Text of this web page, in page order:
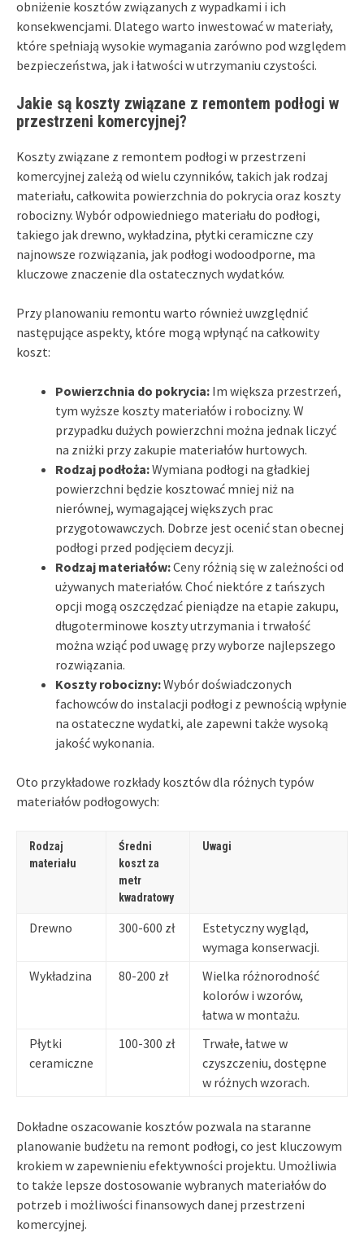
obniżenie kosztów związanych z wypadkami i ich
konsekwencjami. Dlatego warto inwestować w materiały,
które spełniają wysokie wymagania zarówno pod względem
bezpieczeństwa, jak i łatwości w utrzymaniu czystości.
Jakie są koszty związane z remontem podłogi w
przestrzeni komercyjnej?
Koszty związane z remontem podłogi w przestrzeni
komercyjnej zależą od wielu czynników, takich jak rodzaj
materiału, całkowita powierzchnia do pokrycia oraz koszty
robocizny. Wybór odpowiedniego materiału do podłogi,
takiego jak drewno, wykładzina, płytki ceramiczne czy
najnowsze rozwiązania, jak podłogi wodoodporne, ma
kluczowe znaczenie dla ostatecznych wydatków.
Przy planowaniu remontu warto również uwzględnić
następujące aspekty, które mogą wpłynąć na całkowity
koszt:
Powierzchnia do pokrycia: Im większa przestrzeń,
tym wyższe koszty materiałów i robocizny. W
przypadku dużych powierzchni można jednak liczyć
na zniżki przy zakupie materiałów hurtowych.
Rodzaj podłoża:Wymiana podłogi na gładkiej
powierzchni będzie kosztować mniej niż na
nierównej, wymagającej większych prac
przygotowawczych. Dobrze jest ocenić stan obecnej
podłogi przed podjęciem decyzji.
Rodzaj materiałów:Ceny różnią się w zależności od
używanych materiałów. Choć niektóre z tańszych
opcji mogą oszczędzać pieniądze na etapie zakupu,
długoterminowe koszty utrzymania i trwałość
można wziąć pod uwagę przy wyborze najlepszego
rozwiązania.
Koszty robocizny:Wybór doświadczonych
fachowców do instalacji podłogi z pewnością wpłynie
na ostateczne wydatki, ale zapewni także wysoką
jakość wykonania.
Oto przykładowe rozkłady kosztów dla różnych typów
materiałów podłogowych:
Rodzaj
materiału
Średni
koszt za
metr
kwadratowy
Uwagi
Drewno 300-600 zł
Estetyczny wygląd,
wymaga konserwacji.
Wykładzina
80-200 zł
Wielka różnorodność
kolorów i wzorów,
łatwa w montażu.
Płytki
ceramiczne
100-300 zł
Trwałe, łatwe w
czyszczeniu, dostępne
w różnych wzorach.
Dokładne oszacowanie kosztów pozwala na staranne
planowanie budżetu na remont podłogi, co jest kluczowym
krokiem w zapewnieniu efektywności projektu. Umożliwia
to także lepsze dostosowanie wybranych materiałów do
potrzeb i możliwości finansowych danej przestrzeni
komercyjnej.